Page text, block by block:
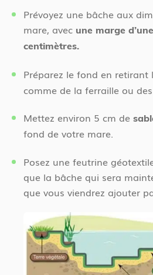
Prévoyez une bâche aux
mare, avec une marge
centimètres.
Préparez le fond en retirant
comme de la ferraille ou
Mettez environ 5 cm de
fond de votre mare.
Posez une feutrine
que la bâche qui sera
que vous viendrez ajouter